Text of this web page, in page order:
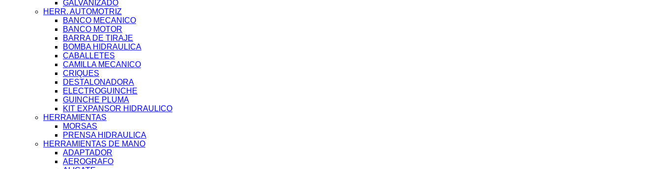
GALVANIZADO
HERR. AUTOMOTRIZ
BANCO MECANICO
BANCO MOTOR
BARRA DE TIRAJE
BOMBA HIDRAULICA
CABALLETES
CAMILLA MECANICO
CRIQUES
DESTALONADORA
ELECTROGUINCHE
GUINCHE PLUMA
KIT EXPANSOR HIDRAULICO
HERRAMIENTAS
MORSAS
PRENSA HIDRAULICA
HERRAMIENTAS DE MANO
ADAPTADOR
AEROGRAFO